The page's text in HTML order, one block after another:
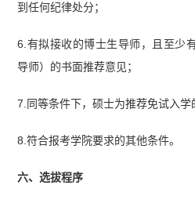
到任何纪律处分；
6.有拟接收的博士生导师，且至少
导师）的书面推荐意见；
7.同等条件下，硕士为推荐免试入学
8.符合报考学院要求的其他条件。
六、选拔程序